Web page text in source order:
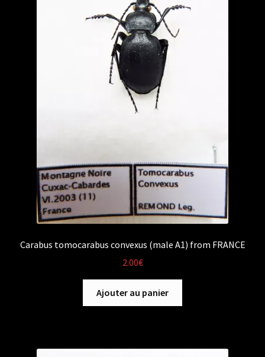
Carabus tomocarabus convexus (male A1) from FRANCE
2.00€
Ajouter au panier